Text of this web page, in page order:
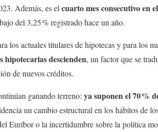
Además, es el cuarto mes consecutivo en
del 3,25 % registrado hace un año.
los actuales titulares de hipotecas y para los
hipotecarias descienden, un factor que se
de nuevos créditos.
ganando terreno: ya suponen el 70%
un cambio estructural en los hábitos de
Euríbor o la incertidumbre sobre la política